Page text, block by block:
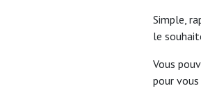
Simple,
le
Vous
pour